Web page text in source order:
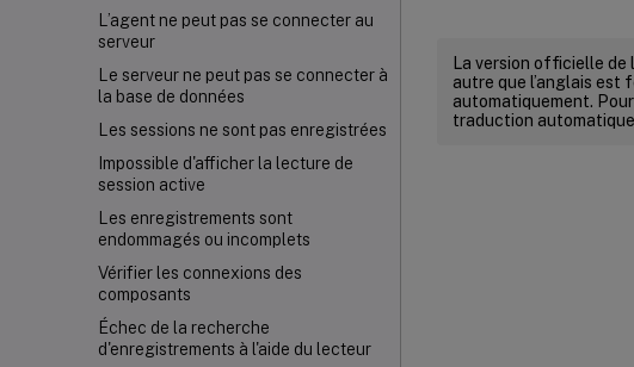
L’agent ne peut pas se connecter au
serveur
Le serveur ne peut pas se connecter à
la base de données
Les sessions ne sont pas enregistrées
Impossible d'afficher la lecture de
session active
Les enregistrements sont
endommagés ou incomplets
Vérifier les connexions des
composants
Échec de la recherche
d'enregistrements à l'aide du lecteur
La version officielle de
autre que l’anglais
automatiquement.
traduction